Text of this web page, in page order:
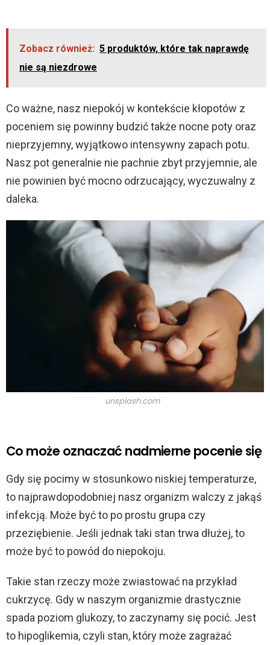
V
d
e
o
Zobacz również: 5 produktów, które tak naprawdę
nie są niezdrowe
Co ważne, nasz niepokój w kontekście kłopotów z
poceniem się powinny budzić także nocne poty oraz
nieprzyjemny, wyjątkowo intensywny zapach potu.
Nasz pot generalnie nie pachnie zbyt przyjemnie, ale
nie powinien być mocno odrzucający, wyczuwalny z
daleka.
unsplash.com
Co może oznaczać nadmierne pocenie się
Gdy się pocimy w stosunkowo niskiej temperaturze,
to najprawdopodobniej nasz organizm walczy z jakąś
infekcją. Może być to po prostu grupa czy
przeziębienie. Jeśli jednak taki stan trwa dłużej, to
może być to powód do niepokoju.
Takie stan rzeczy może zwiastować na przykład
cukrzycę. Gdy w naszym organizmie drastycznie
spada poziom glukozy, to zaczynamy się pocić. Jest
to hipoglikemia, czyli stan, który może zagrażać